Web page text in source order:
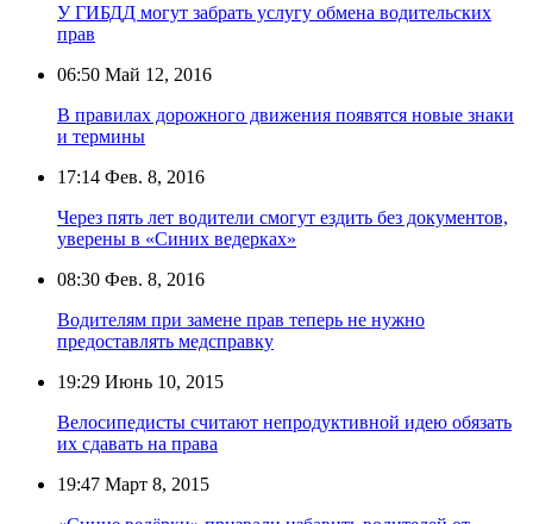
У ГИБДД могут забрать услугу обмена водительских
прав
06:50 Май 12, 2016
В правилах дорожного движения появятся новые знаки
и термины
17:14 Фев. 8, 2016
Через пять лет водители смогут ездить без документов,
уверены в «Синих ведерках»
08:30 Фев. 8, 2016
Водителям при замене прав теперь не нужно
предоставлять медсправку
19:29 Июнь 10, 2015
Велосипедисты считают непродуктивной идею обязать
их сдавать на права
19:47 Март 8, 2015